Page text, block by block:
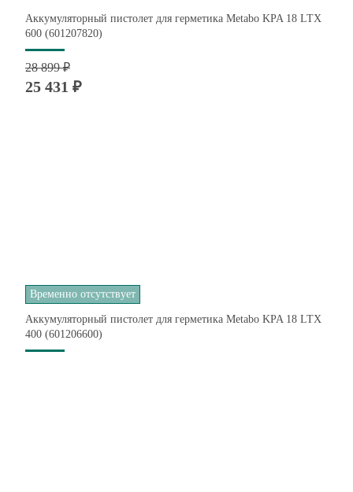
Аккумуляторный пистолет для герметика Metabo KPA 18 LTX
600 (601207820)
28 899 ₽
25 431 ₽
Временно отсутствует
Аккумуляторный пистолет для герметика Metabo KPA 18 LTX
400 (601206600)